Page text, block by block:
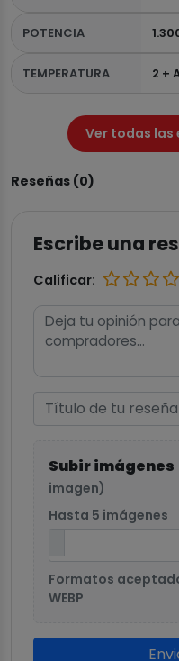
POTENCIA
TEMPERATURA 2 +
Ver todas las
Reseñas (0)
Escribe una
Calificar:
Subir imágenes
imagen)
Hasta 5 imágenes
Formatos
WEBP